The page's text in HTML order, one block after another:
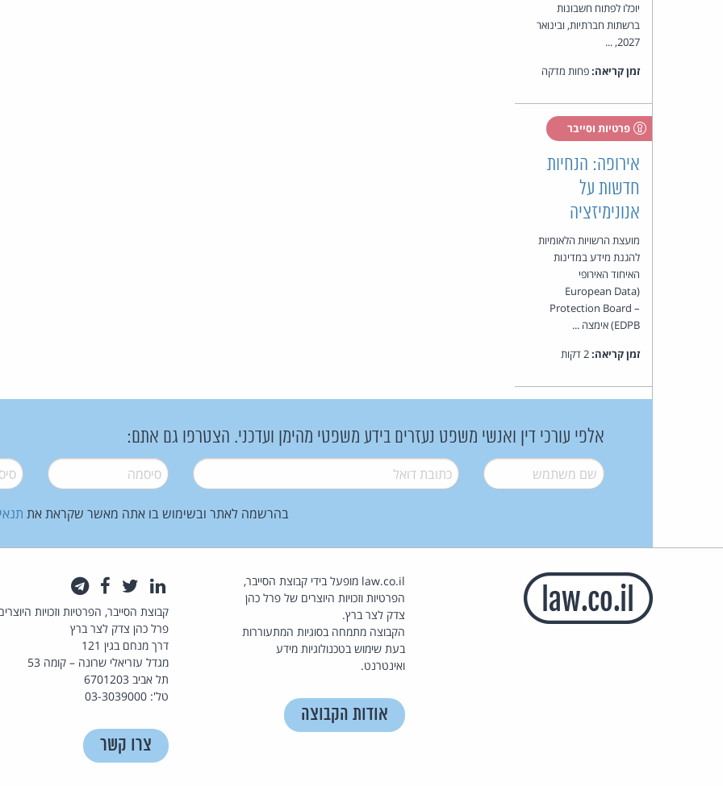
יוכלו לפתוח חשבונות
ברשתות חברתיות, ובינואר
2027, ...
זמן קריאה:פחות מדקה
פרטיות וסייבר
אירופה: הנחיות
חדשות על
אנונימיזציה
מועצת הרשויות הלאומיות
להגנת מידע במדינות
האיחוד האירופי
(European Data
Protection Board –
EDPB) אימצה ...
זמן קריאה:
אלפי עורכי דין ואנשי משפט נעזרים בידע משפטי מהימן ועדכני. הצטרפו גם אתם:
שם משתמש* דואל* סיסמה*
בהרשמה לאתר ובשימוש בו אתה מאשר שקראת את
law.co.il מופעל בידי קבוצת הסייבר,
הפרטיות וזכויות היוצרים של פרל כהן
צדק לצר ברץ.
הקבוצה מתמחה בסוגיות המתעוררות
בעת שימוש בטכנולוגיות מידע
ואינטרנט.
אודות הקבוצה
לינקדאין
טוויטרפייסבוק
קבוצת הסייבר, הפרטיות וזכויות
פרל כהן צדק לצר ברץ
דרך מנחם בגין 121
מגדל עזריאלי שרונה – קומה 53
תל אביב 6701203
טל': 03-3039000
צרו קשר